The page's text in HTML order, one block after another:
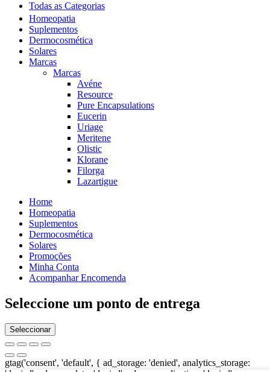
Todas as Categorias
Homeopatia
Suplementos
Dermocosmética
Solares
Marcas
Marcas
Avéne
Resource
Pure Encapsulations
Eucerin
Uriage
Meritene
Olistic
Klorane
Filorga
Lazartigue
Home
Homeopatia
Suplementos
Dermocosmética
Solares
Promoções
Minha Conta
Acompanhar Encomenda
Seleccione um ponto de entrega
Seleccionar
gtag('consent', 'default', { ad_storage: 'denied', analytics_storage: